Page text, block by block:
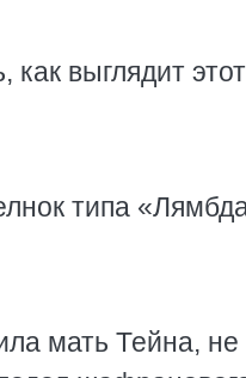
выглядит
типа
мать Тейна, не